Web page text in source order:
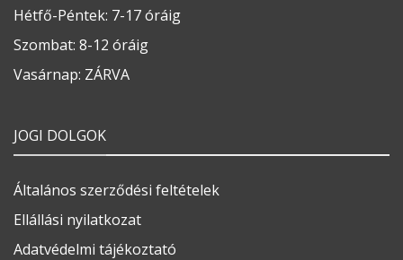
Hétfő-Péntek: 7-17 óráig
Szombat: 8-12 óráig
Vasárnap: ZÁRVA
JOGI DOLGOK
Általános szerződési feltételek
Ellállási nyilatkozat
Adatvédelmi tájékoztató